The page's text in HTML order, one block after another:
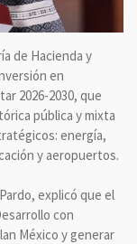
de Hacienda y
en
2026-2030, que
pública y mixta
energía,
y aeropuertos.
explicó que el
con
México y generar